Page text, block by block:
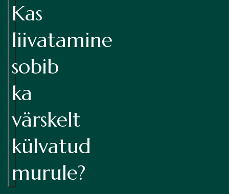
Kas
liivatamine
sobib
ka
värskelt
külvatud
murule?